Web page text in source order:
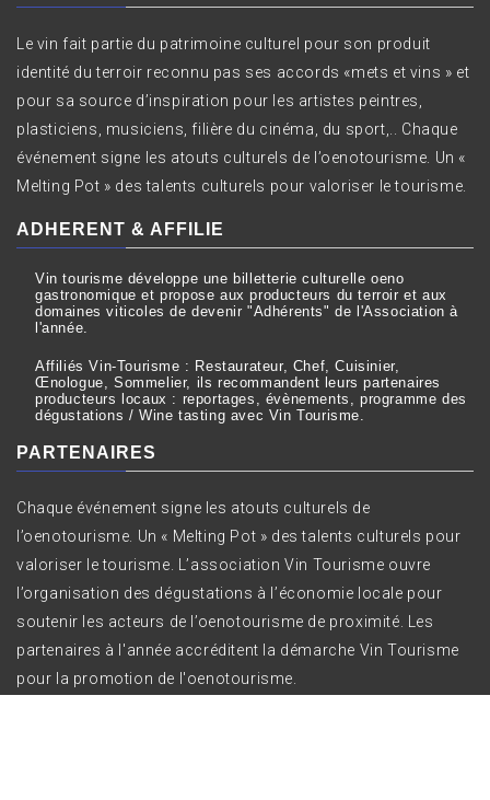
Le vin fait partie du patrimoine culturel pour son produit
identité du terroir reconnu pas ses accords «mets et vins » et
pour sa source d’inspiration pour les artistes peintres,
plasticiens, musiciens, filière du cinéma, du sport,.. Chaque
événement signe les atouts culturels de l’oenotourisme. Un «
Melting Pot » des talents culturels pour valoriser le tourisme.
ADHERENT & AFFILIE
Vin tourisme développe une billetterie culturelle oeno
gastronomique et propose aux producteurs du terroir et aux
domaines viticoles de devenir "Adhérents" de l'Association à
l'année.
Affiliés Vin-Tourisme : Restaurateur, Chef, Cuisinier,
Œnologue, Sommelier, ils recommandent leurs partenaires
producteurs locaux : reportages, évènements, programme des
dégustations / Wine tasting avec Vin Tourisme.
PARTENAIRES
Chaque événement signe les atouts culturels de
l’oenotourisme. Un « Melting Pot » des talents culturels pour
valoriser le tourisme. L’association Vin Tourisme ouvre
l’organisation des dégustations à l’économie locale pour
soutenir les acteurs de l’oenotourisme de proximité. Les
partenaires à l'année accréditent la démarche Vin Tourisme
pour la promotion de l'oenotourisme.